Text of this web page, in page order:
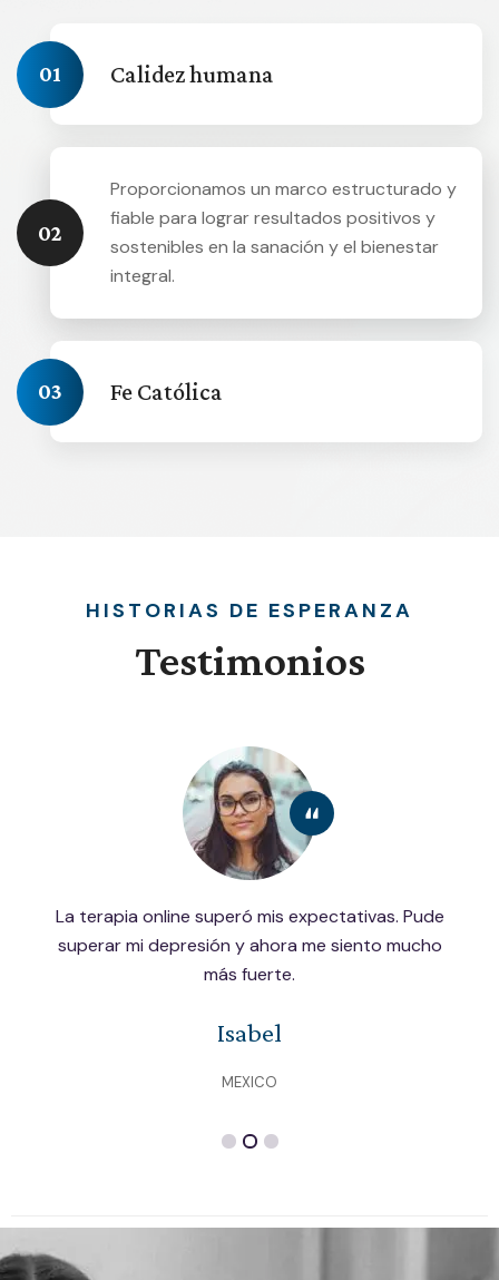
01 Calidez humana
02
Proporcionamos un marco estructurado y
fiable para lograr resultados positivos y
sostenibles en la sanación y el bienestar
integral.
03 Fe Católica
HISTORIAS DE ESPERANZA
Testimonios
La terapia online superó mis expectativas. Pude
superar mi depresión y ahora me siento mucho
más fuerte.
Isabel
MEXICO